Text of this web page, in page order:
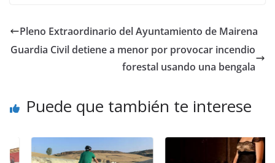
Pleno Extraordinario del Ayuntamiento de Mairena
Guardia Civil detiene a menor por provocar incendio
forestal usando una bengala
Puede que también te interese